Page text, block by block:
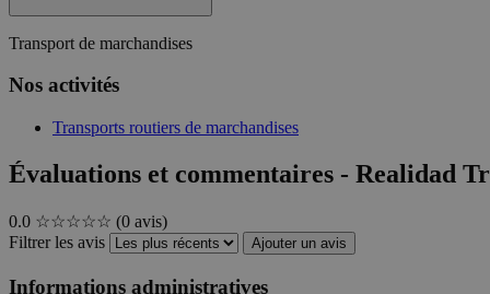
Transport de marchandises
Nos activités
Transports routiers de marchandises
Évaluations et commentaires - Realidad
0.0 ☆☆☆☆☆ (0 avis)
Filtrer les avis
Ajouter un avis
Informations administratives